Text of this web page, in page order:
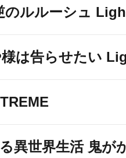
のルルーシュ
は告らせたい
異世界生活 鬼が